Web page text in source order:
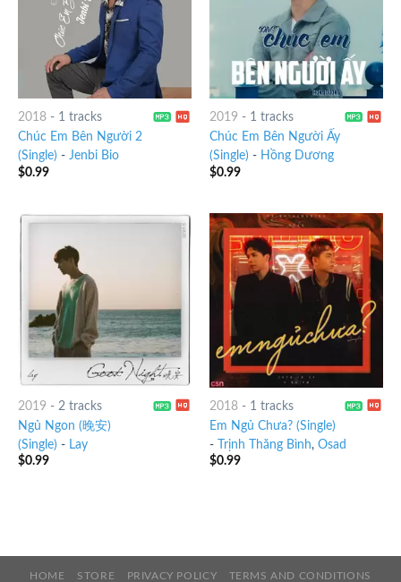
2018- 1 tracks
Chúc Em Bên Người 2
(Single) - Jenbi Bio
$0.99
2019 - 1 tracks
Chúc Em Bên Người Ấy
(Single) - Hồng Dương
$0.99
2019 - 2 tracks
Ngủ Ngon (晚安)
(Single) - Lay
$0.99
2018- 1 tracks
Em Ngủ Chưa? (Single)
-
Trịnh Thăng Bình, Osad
$0.99
HOME STORE PRIVACY POLICY TERMS AND CONDITIONS